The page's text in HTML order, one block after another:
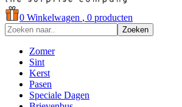
0 Winkelwagen , 0 producten
Zoeken
Zomer
Sint
Kerst
Pasen
Speciale Dagen